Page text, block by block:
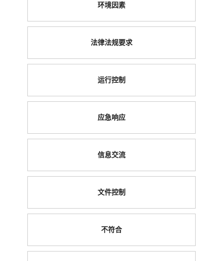
环境因素
法律法规要求
运行控制
应急响应
信息交流
文件控制
不符合